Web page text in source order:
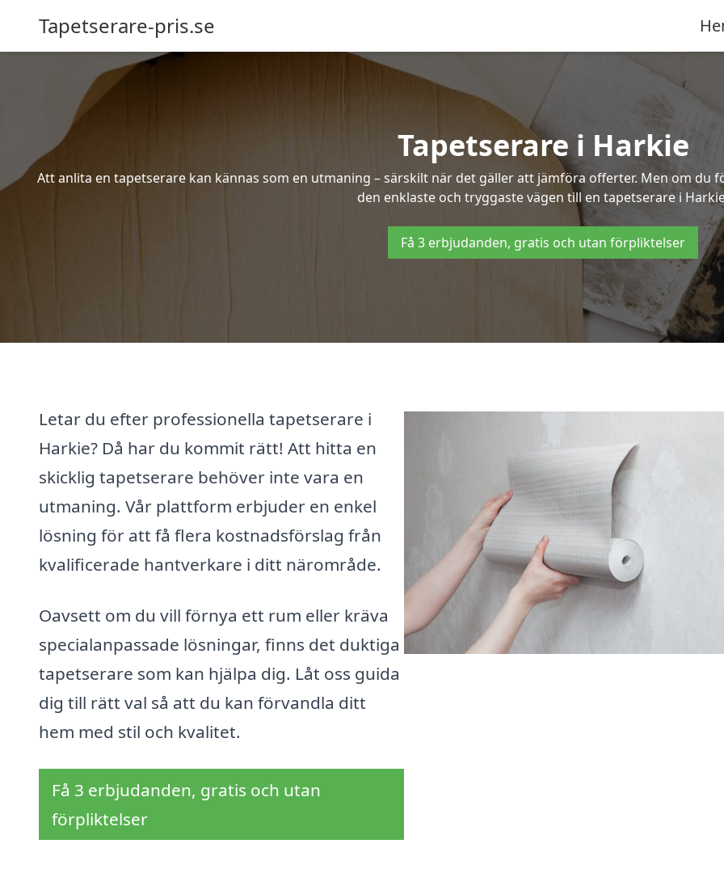
Tapetserare-pris.se
Tapetserare i Harkie
Att anlita en tapetserare kan kännas som en utmaning – särskilt när det gäller att jämföra offerter. Men om
den enklaste och tryggaste vägen till en tapetserare i
Få 3 erbjudanden, gratis och utan förpliktelser
Letar du efter professionella tapetserare i
Harkie? Då har du kommit rätt! Att hitta en
skicklig tapetserare behöver inte vara en
utmaning. Vår plattform erbjuder en enkel
lösning för att få flera kostnadsförslag från
kvalificerade hantverkare i ditt närområde.
Oavsett om du vill förnya ett rum eller kräva
specialanpassade lösningar, finns det duktiga
tapetserare som kan hjälpa dig. Låt oss guida
dig till rätt val så att du kan förvandla ditt
hem med stil och kvalitet.
Få 3 erbjudanden, gratis och utan
förpliktelser